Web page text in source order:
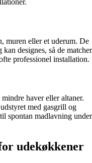
muren eller et uderum. De
designes, så de matcher
professionel installation.
haver eller altaner.
med gasgrill og
spontan madlavning under
udekøkkener